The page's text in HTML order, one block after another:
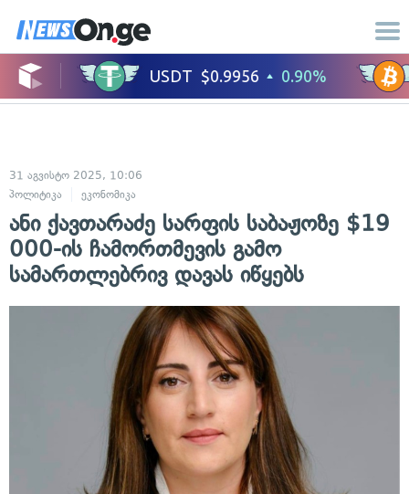
31 აგვისტო 2025, 10:06
პოლიტიკა
ეკონომიკა
ანი ქავთარაძე სარფის საბაჟოზე $19
000-ის ჩამორთმევის გამო
სამართლებრივ დავას იწყებს